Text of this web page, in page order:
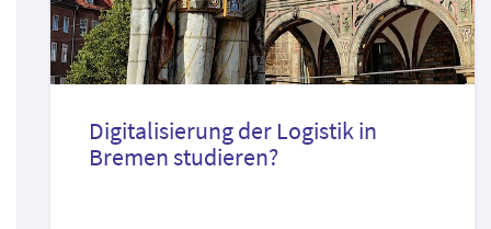
Digitalisierung der Logistik in
Bremen studieren?